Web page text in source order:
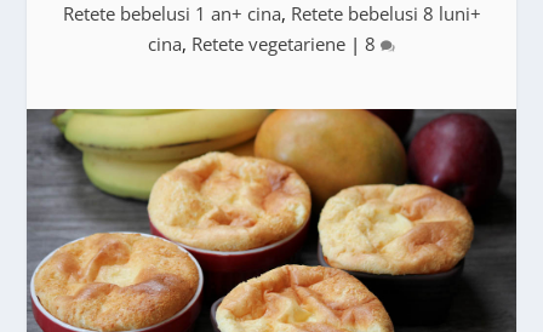
Retete bebelusi 1 an+ cina, Retete bebelusi 8 luni+
cina, Retete vegetariene | 8